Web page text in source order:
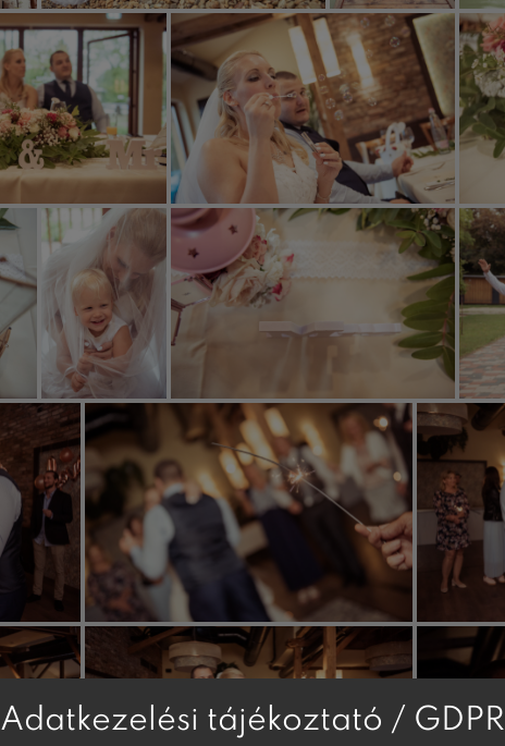
Adatkezelési tájékoztató / GDPR